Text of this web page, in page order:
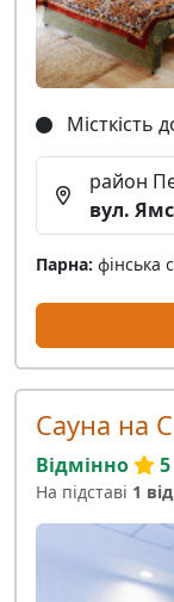
Місткість
район
вул.
Парна: фінська
Сауна на
Відмінно 5
На підставі 1